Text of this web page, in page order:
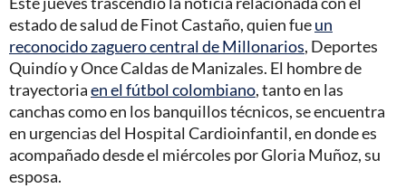
estado de salud de Finot Castaño, quien fueun
reconocido zaguero central de Millonarios, Deportes
Quindío y Once Caldas de Manizales. El hombre de
trayectoriaen el fútbol colombiano, tanto en las
canchas como en los banquillos técnicos, se encuentra
en urgencias del Hospital Cardioinfantil, en donde es
acompañado desde el miércoles por Gloria Muñoz, su
esposa.